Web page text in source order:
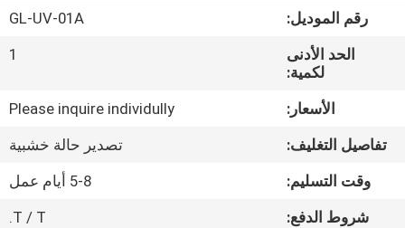
جولة
المعمل
مراقبة
الجودة
رقم الموديل:
GL-UV-01A
الحد الأدنى
لكمية:
1
الأسعار:
Please inquire individully
تفاصيل التغليف:
تصدير حالة خشبية
وقت التسليم:
5-8 أيام عمل
شروط الدفع:
T / T.